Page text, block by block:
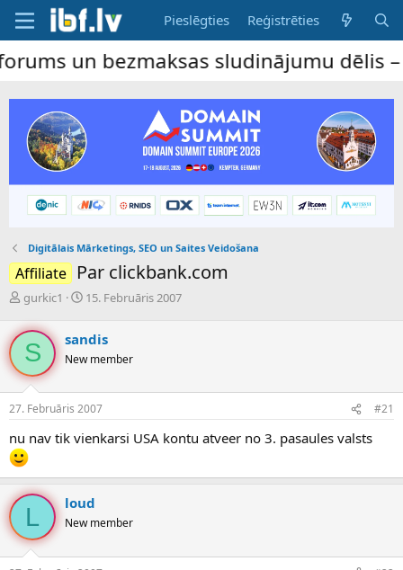
Pieslēgties Reģistrēties
sludinājumu dēlis – dalība
Digitālais Mārketings, SEO un Saites Veidošana
Affiliate Par clickbank.com
P
v
e
d
i
e
n
u
z
s
ā
c
ē
j
s
gurkic1
S
u
m
d
a
u
s
15. Februāris 2007
S sandis
New member
27. Februāris 2007 #21
nu nav tik vienkarsi USA kontu atveer no 3. pasaules valsts
L loud
New member